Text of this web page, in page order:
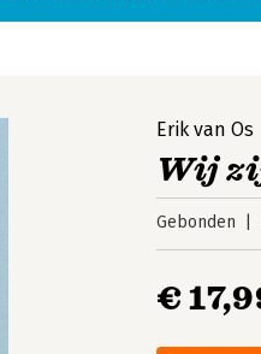
Erik van Os
Wij
Gebonden
€